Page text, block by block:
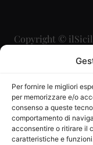
Per fornire le migliori
per memorizzare e/o
consenso a queste
comportamento di
acconsentire o ritirare il
caratteristiche e
Copyright ©
Direttore
Direttore